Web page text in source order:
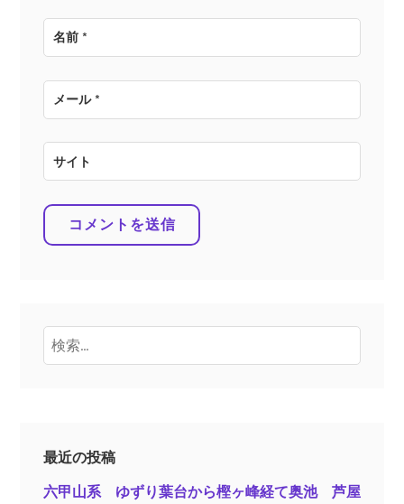
名前*
メール*
サイト
検
索:
最近の投稿
六甲山系 ゆずり葉台から樫ヶ峰経て奥池 芦屋